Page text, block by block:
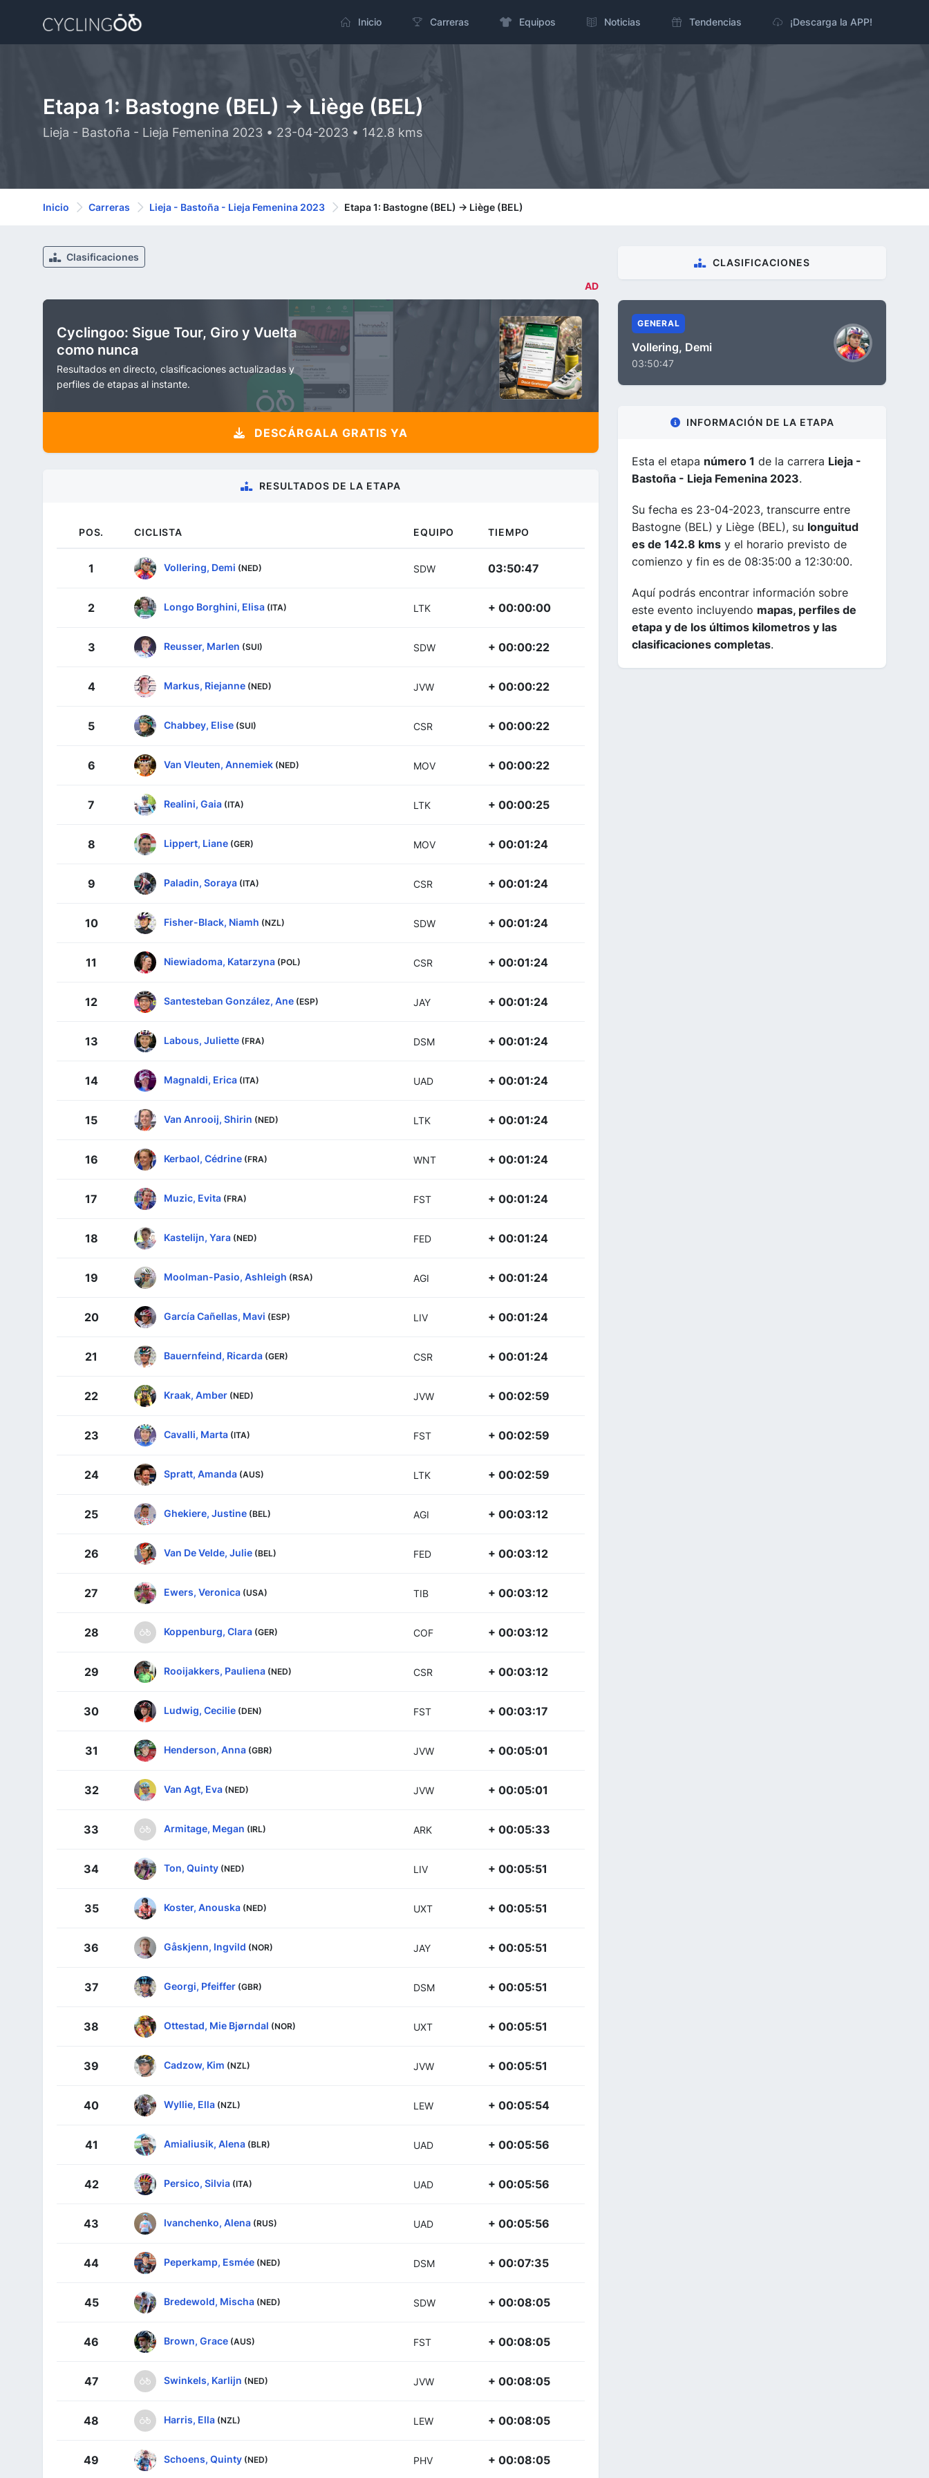
Inicio Carreras Equipos Noticias Tendencias ¡Descarga la APP!
Etapa 1: Bastogne (BEL) -> Liège (BEL)
Lieja - Bastoña - Lieja Femenina 2023 • 23-04-2023 • 142.8 kms
Inicio Carreras Lieja - Bastoña - Lieja Femenina 2023 Etapa 1: Bastogne (BEL) -> Liège (BEL)
Clasificaciones
AD
Cyclingoo: Sigue Tour, Giro y Vuelta
como nunca
Resultados en directo, clasificaciones actualizadas y
perfiles de etapas al instante.
DESCÁRGALA GRATIS YA
RESULTADOS DE LA ETAPA
POS. CICLISTA EQUIPO TIEMPO
1 Vollering, Demi (NED) SDW 03:50:47
2 Longo Borghini, Elisa (ITA) LTK + 00:00:00
3 Reusser, Marlen (SUI) SDW + 00:00:22
4 Markus, Riejanne (NED) JVW + 00:00:22
5 Chabbey, Elise (SUI) CSR + 00:00:22
6 Van Vleuten, Annemiek (NED) MOV + 00:00:22
7 Realini, Gaia (ITA) LTK + 00:00:25
8 Lippert, Liane (GER) MOV + 00:01:24
9 Paladin, Soraya (ITA) CSR + 00:01:24
10 Fisher-Black, Niamh (NZL) SDW + 00:01:24
11 Niewiadoma, Katarzyna (POL) CSR + 00:01:24
12 Santesteban González, Ane (ESP) JAY + 00:01:24
13 Labous, Juliette (FRA) DSM + 00:01:24
14 Magnaldi, Erica (ITA) UAD + 00:01:24
15 Van Anrooij, Shirin (NED) LTK + 00:01:24
16 Kerbaol, Cédrine (FRA) WNT + 00:01:24
17 Muzic, Evita (FRA) FST + 00:01:24
18 Kastelijn, Yara (NED) FED + 00:01:24
19 Moolman-Pasio, Ashleigh (RSA) AGI + 00:01:24
20 García Cañellas, Mavi (ESP) LIV + 00:01:24
21 Bauernfeind, Ricarda (GER) CSR + 00:01:24
22 Kraak, Amber (NED) JVW + 00:02:59
23 Cavalli, Marta (ITA) FST + 00:02:59
24 Spratt, Amanda (AUS) LTK + 00:02:59
25 Ghekiere, Justine (BEL) AGI + 00:03:12
26 Van De Velde, Julie (BEL) FED + 00:03:12
27 Ewers, Veronica (USA) TIB + 00:03:12
28 Koppenburg, Clara (GER) COF + 00:03:12
29 Rooijakkers, Pauliena (NED) CSR + 00:03:12
30 Ludwig, Cecilie (DEN) FST + 00:03:17
31 Henderson, Anna (GBR) JVW + 00:05:01
32 Van Agt, Eva (NED) JVW + 00:05:01
33 Armitage, Megan (IRL) ARK + 00:05:33
34 Ton, Quinty (NED) LIV + 00:05:51
35 Koster, Anouska (NED) UXT + 00:05:51
36 Gåskjenn, Ingvild (NOR) JAY + 00:05:51
37 Georgi, Pfeiffer (GBR) DSM + 00:05:51
38 Ottestad, Mie Bjørndal (NOR) UXT + 00:05:51
39 Cadzow, Kim (NZL) JVW + 00:05:51
40 Wyllie, Ella (NZL) LEW + 00:05:54
41 Amialiusik, Alena (BLR) UAD + 00:05:56
42 Persico, Silvia (ITA) UAD + 00:05:56
43 Ivanchenko, Alena (RUS) UAD + 00:05:56
44 Peperkamp, Esmée (NED) DSM + 00:07:35
45 Bredewold, Mischa (NED) SDW + 00:08:05
46 Brown, Grace (AUS) FST + 00:08:05
47 Swinkels, Karlijn (NED) JVW + 00:08:05
48 Harris, Ella (NZL) LEW + 00:08:05
49 Schoens, Quinty (NED) PHV + 00:08:05
CLASIFICACIONES
GENERAL
Vollering, Demi
03:50:47
INFORMACIÓN DE LA ETAPA
Esta el etapa número 1 de la carrera Lieja -
Bastoña - Lieja Femenina 2023.
Su fecha es 23-04-2023, transcurre entre
Bastogne (BEL) y Liège (BEL), su longuitud
es de 142.8 kms y el horario previsto de
comienzo y fin es de 08:35:00 a 12:30:00.
Aquí podrás encontrar información sobre
este evento incluyendo mapas, perfiles de
etapa y de los últimos kilometros y las
clasificaciones completas.